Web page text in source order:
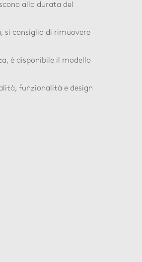
alla durata del
si consiglia di rimuovere
è disponibile il modello
funzionalità e design